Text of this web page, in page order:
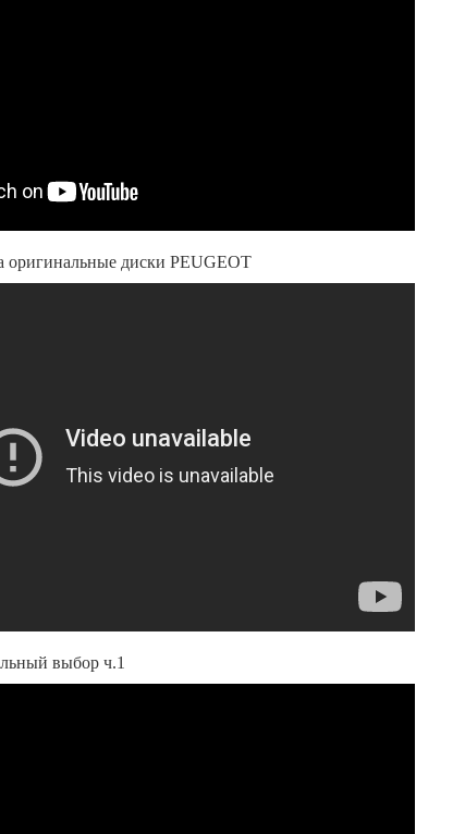
оригинальные диски PEUGEOT
выбор ч.1